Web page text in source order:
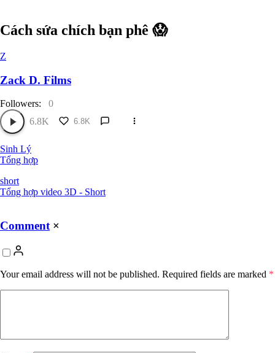
Cách sứa chích bạn phê 😱
Z
Zack D. Films
Followers:
0
6.8K
6.8K
Sinh Lý
Tổng hợp
short
Tổng hợp video 3D - Short
Comment ×
Your email address will not be published. Required fields are marked *